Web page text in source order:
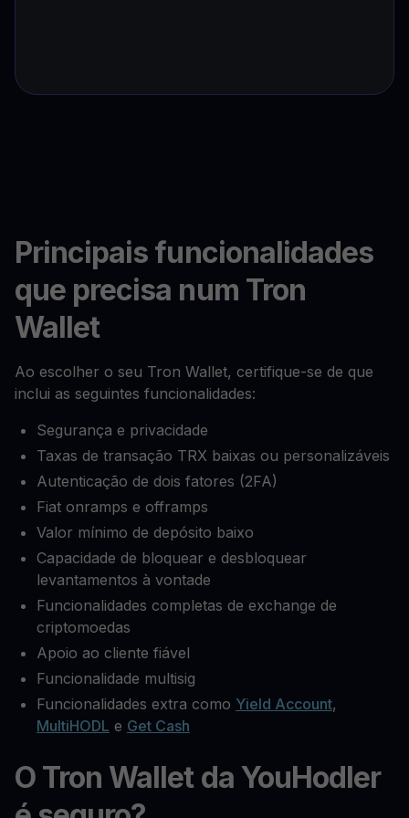
Principais funcionalidades
que precisa num Tron
Wallet
Ao escolher o seu Tron Wallet, certifique-se de que
inclui as seguintes funcionalidades:
Segurança e privacidade
Taxas de transação TRX baixas ou personalizáveis
Autenticação de dois fatores (2FA)
Fiat onramps e offramps
Valor mínimo de depósito baixo
Capacidade de bloquear e desbloquear
levantamentos à vontade
Funcionalidades completas de exchange de
criptomoedas
Apoio ao cliente fiável
Funcionalidade multisig
Funcionalidades extra como Yield Account,
MultiHODL e Get Cash
O Tron Wallet da YouHodler